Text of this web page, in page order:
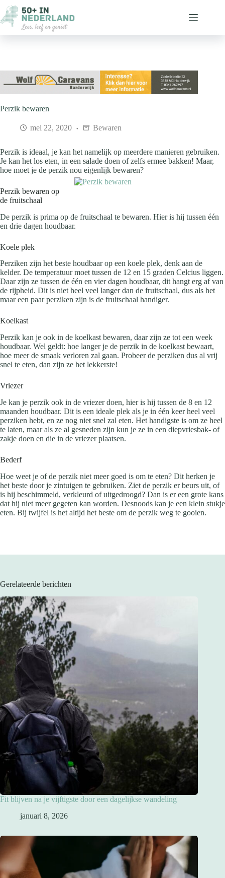
naar
de
inhoud
Perzik bewaren
mei 22, 2020 Bewaren
Perzik is ideaal, je kan het namelijk op meerdere manieren gebruiken.
Je kan het los eten, in een salade doen of zelfs ermee bakken! Maar,
hoe moet je de perzik nou eigenlijk bewaren?
Perzik bewaren op
de fruitschaal
De perzik is prima op de fruitschaal te bewaren. Hier is hij tussen één
en drie dagen houdbaar.
Koele plek
Perziken zijn het beste houdbaar op een koele plek, denk aan de
kelder. De temperatuur moet tussen de 12 en 15 graden Celcius liggen.
Daar zijn ze tussen de één en vier dagen houdbaar, dit hangt erg af van
de rijpheid. Dit is niet heel veel langer dan de fruitschaal, dus als het
maar een paar perziken zijn is de fruitschaal handiger.
Koelkast
Perzik kan je ook in de koelkast bewaren, daar zijn ze tot een week
houdbaar. Wel geldt: hoe langer je de perzik in de koelkast bewaart,
hoe meer de smaak verloren zal gaan. Probeer de perziken dus al vrij
snel te eten, dan zijn ze het lekkerste!
Vriezer
Je kan je perzik ook in de vriezer doen, hier is hij tussen de 8 en 12
maanden houdbaar. Dit is een ideale plek als je in één keer heel veel
perziken hebt, en ze nog niet snel zal eten. Het handigste is om ze heel
te laten, maar als ze al gesneden zijn kun je ze in een diepvriesbak- of
zakje doen en die in de vriezer plaatsen.
Bederf
Hoe weet je of de perzik niet meer goed is om te eten? Dit herken je
het beste door je zintuigen te gebruiken. Ziet de perzik er beurs uit, of
is hij beschimmeld, verkleurd of uitgedroogd? Dan is er een grote kans
dat hij niet meer gegeten kan worden. Desnoods kan je een klein stukje
eten. Bij twijfel is het altijd het beste om de perzik weg te gooien.
Gerelateerde berichten
Fit blijven na je vijftigste door een dagelijkse wandeling
januari 8, 2026